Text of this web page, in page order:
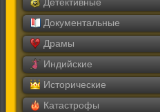
Документальные
Драмы
Индийские
Исторические
Катастрофы